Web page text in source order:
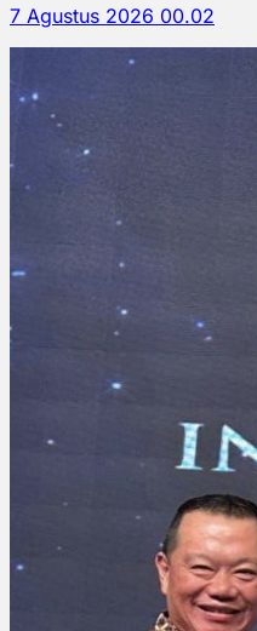
7 Agustus 2026 00.02